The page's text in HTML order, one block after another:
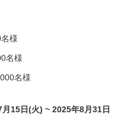
様
名様
名様
15日(火) ~ 2025年8月31日